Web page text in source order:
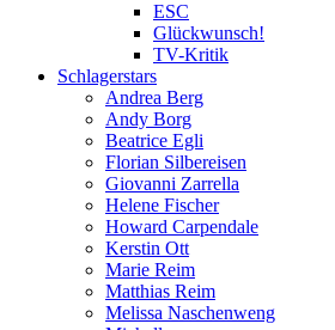
ESC
Glückwunsch!
TV-Kritik
Schlagerstars
Andrea Berg
Andy Borg
Beatrice Egli
Florian Silbereisen
Giovanni Zarrella
Helene Fischer
Howard Carpendale
Kerstin Ott
Marie Reim
Matthias Reim
Melissa Naschenweng